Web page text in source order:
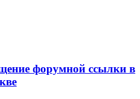
форумной ссылки в